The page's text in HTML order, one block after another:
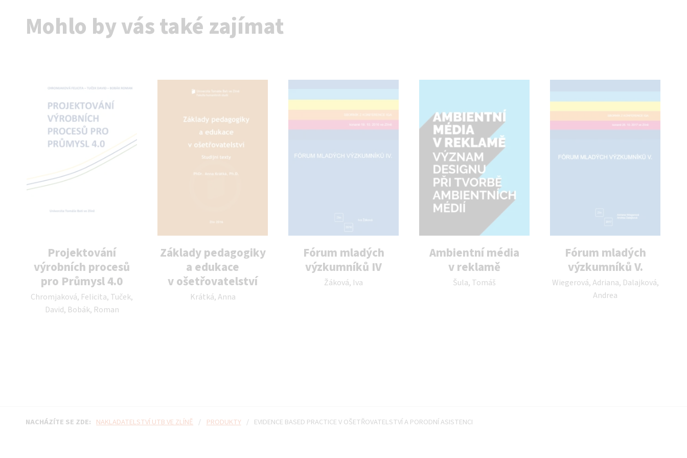
Mohlo by vás také zajímat
Projektování
výrobních procesů
pro Průmysl 4.0
Autor publikace:
Chromjaková, Felicita, Tuček,
David, Bobák, Roman
Základy pedagogiky
a edukace
v ošetřovatelství
Autor publikace:
Krátká, Anna
Fórum mladých
výzkumníků IV
Autor publikace:
Žáková, Iva
Ambientní média
v reklamě
Autor publikace:
Šula, Tomáš
Fórum mladých
výzkumníků V.
Autor publikace:
Wiegerová, Adriana, Dalajková,
Andrea
NACHÁZÍTE SE ZDE: NAKLADATELSTVÍ UTB VE ZLÍNĚ / PRODUKTY / EVIDENCE BASED PRACTICE V OŠETŘOVATELSTVÍ A PORODNÍ ASISTENCI